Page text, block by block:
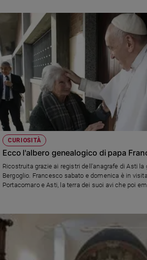
CURIOSITÀ
Ecco l'albero genealogico di papa
Ricostruita grazie ai registri dell'anagrafe di Asti
Bergoglio. Francesco sabato e domenica è in
Portacomaro e Asti, la terra dei suoi avi che poi